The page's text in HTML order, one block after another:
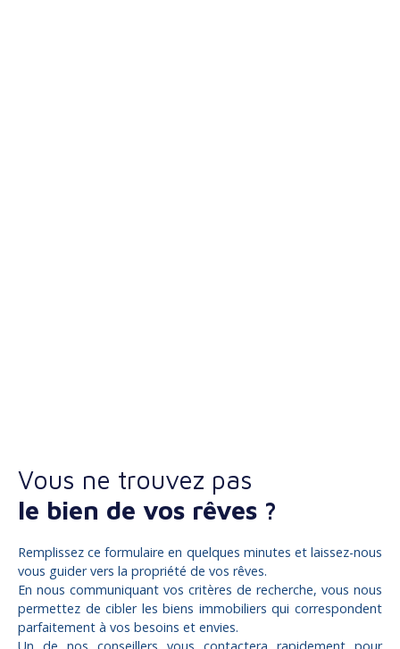
Vous ne trouvez pas
le bien de vos rêves ?
Remplissez ce formulaire en quelques minutes et laissez-nous
vous guider vers la propriété de vos rêves.
En nous communiquant vos critères de recherche, vous nous
permettez de cibler les biens immobiliers qui correspondent
parfaitement à vos besoins et envies.